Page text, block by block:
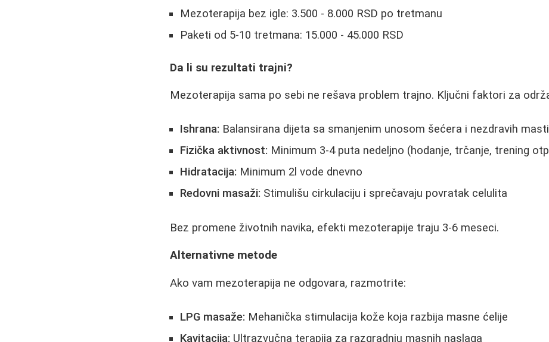
Mezoterapija bez igle: 3.500 - 8.000 RSD po tretmanu
Paketi od 5-10 tretmana: 15.000 - 45.000 RSD
Da li su rezultati trajni?
Mezoterapija sama po sebi ne rešava problem trajno. Ključni faktori za
Ishrana: Balansirana dijeta sa smanjenim unosom šećera i nezdravih masti
Fizička aktivnost: Minimum 3-4 puta nedeljno (hodanje, trčanje, trening
Hidratacija: Minimum 2l vode dnevno
Redovni masaži: Stimulišu cirkulaciju i sprečavaju povratak celulita
Bez promene životnih navika, efekti mezoterapije traju 3-6 meseci.
Alternativne metode
Ako vam mezoterapija ne odgovara, razmotrite:
LPG masaže: Mehanička stimulacija kože koja razbija masne ćelije
Kavitacija: Ultrazvučna terapija za razgradnju masnih naslaga